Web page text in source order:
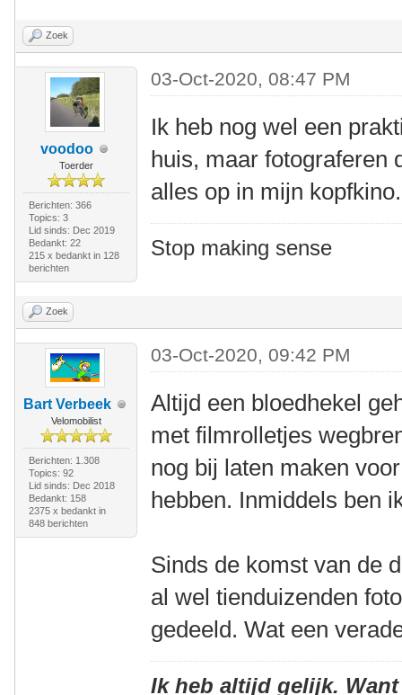
Zoek
voodoo
Toerder
Berichten: 366
Topics: 3
Lid sinds: Dec 2019
Bedankt: 22
215 x bedankt in 128
berichten
03-Oct-2020, 08:47 PM
Ik heb nog wel een
huis, maar fotograferen
alles op in mijn kopfkino.
Stop making sense
Zoek
Bart Verbeek
Velomobilist
Berichten: 1.308
Topics: 92
Lid sinds: Dec 2018
Bedankt: 158
2375 x bedankt in
848 berichten
03-Oct-2020, 09:42 PM
Altijd een bloedhekel
met filmrolletjes
nog bij laten maken
hebben. Inmiddels ben
Sinds de komst van de
al wel tienduizenden
gedeeld. Wat een
Ik heb altijd gelijk.